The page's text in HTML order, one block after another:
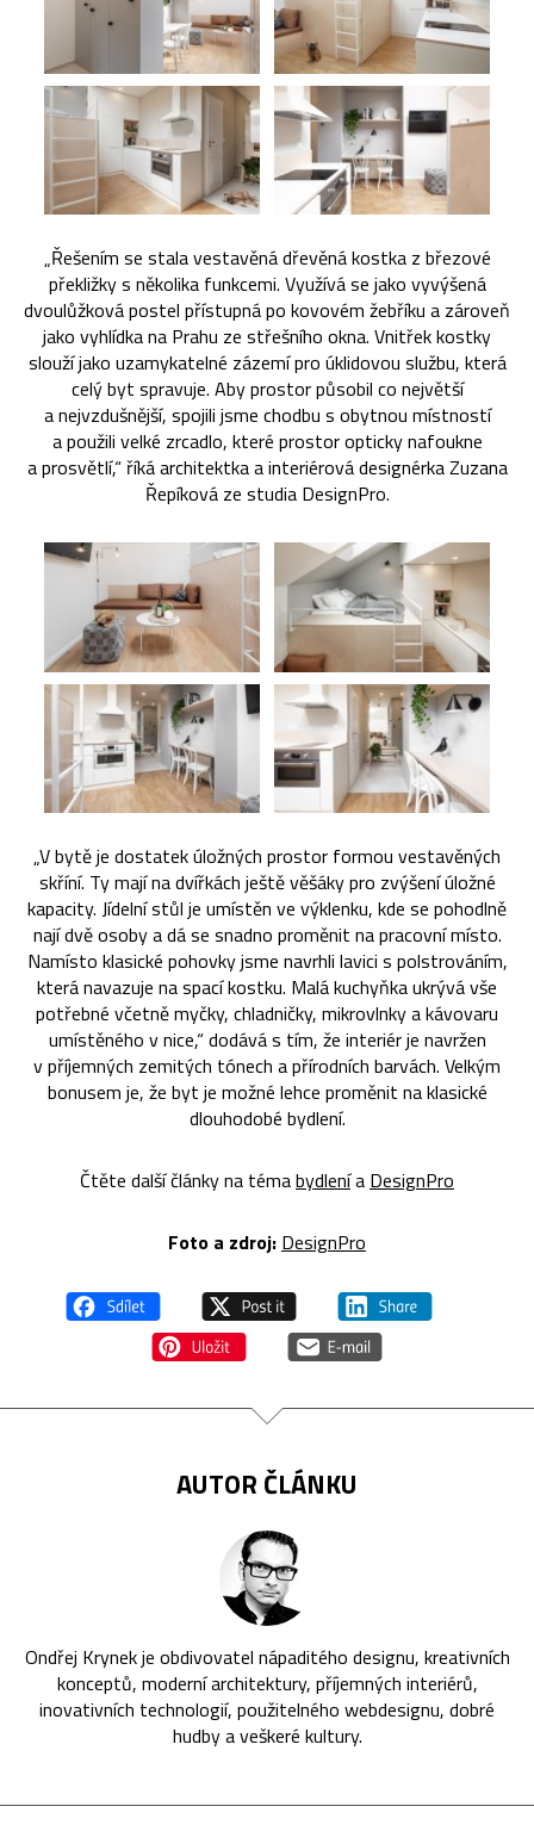
„Řešením se stala vestavěná dřevěná kostka z březové
překližky s několika funkcemi. Využívá se jako vyvýšená
dvoulůžková postel přístupná po kovovém žebříku a zároveň
jako vyhlídka na Prahu ze střešního okna. Vnitřek kostky
slouží jako uzamykatelné zázemí pro úklidovou službu, která
celý byt spravuje. Aby prostor působil co největší
a nejvzdušnější, spojili jsme chodbu s obytnou místností
a použili velké zrcadlo, které prostor opticky nafoukne
a prosvětlí,“ říká architektka a interiérová designérka Zuzana
Řepíková ze studia DesignPro.
„V bytě je dostatek úložných prostor formou vestavěných
skříní. Ty mají na dvířkách ještě věšáky pro zvýšení úložné
kapacity. Jídelní stůl je umístěn ve výklenku, kde se pohodlně
nají dvě osoby a dá se snadno proměnit na pracovní místo.
Namísto klasické pohovky jsme navrhli lavici s polstrováním,
která navazuje na spací kostku. Malá kuchyňka ukrývá vše
potřebné včetně myčky, chladničky, mikrovlnky a kávovaru
umístěného v nice,“ dodává s tím, že interiér je navržen
v příjemných zemitých tónech a přírodních barvách. Velkým
bonusem je, že byt je možné lehce proměnit na klasické
dlouhodobé bydlení.
Čtěte další články na témabydlenía DesignPro
Foto a zdroj: DesignPro
AUTOR ČLÁNKU
Ondřej Krynek je obdivovatel nápaditého designu, kreativních
konceptů, moderní architektury, příjemných interiérů,
inovativních technologií, použitelného webdesignu, dobré
hudby a veškeré kultury.